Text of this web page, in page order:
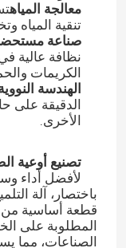
آلة تلميع الأسلاك
آلة تلميع الصفائح
آلة التلميع
أجهزة تحرير لحام
معالجة المياه
تنقية المياه
صناعة
نظافة عالية
الكريمات
الهندسة
الدقيقة على
الأخرى.
تصنيع أوعية
لأفضل أداء
باختصار، آلة
قطعة أساسية
المطلوبة على
الصناعات، مما